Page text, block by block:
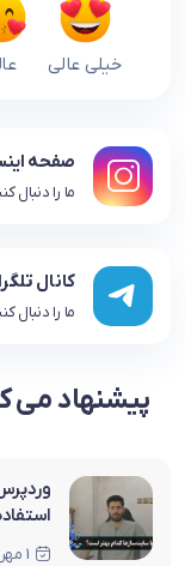
خیلی عالی
صفحه
ما را دنبال
کانال
ما را دنبال
پیشنهاد می
1 مهر 1403